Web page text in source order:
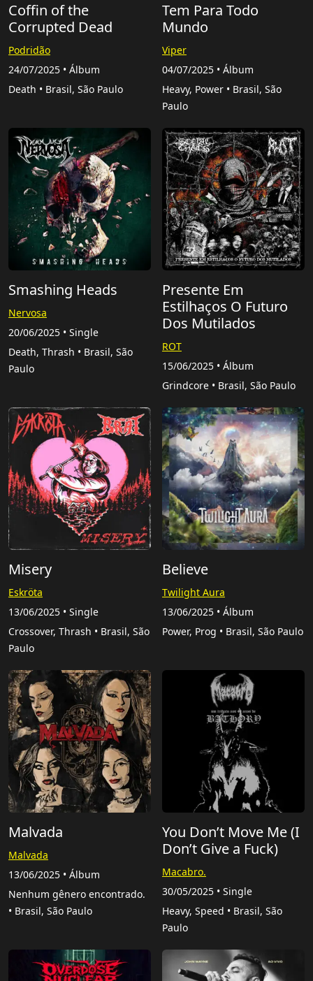
Coffin of the
Corrupted Dead
Podridão
24/07/2025 • Álbum
Death • Brasil, São Paulo
Tem Para Todo
Mundo
Viper
04/07/2025 • Álbum
Heavy, Power • Brasil, São
Paulo
Smashing Heads
Nervosa
20/06/2025 • Single
Death, Thrash • Brasil, São
Paulo
Presente Em
Estilhaços O Futuro
Dos Mutilados
ROT
15/06/2025 • Álbum
Grindcore • Brasil, São Paulo
Misery
Eskröta
13/06/2025 • Single
Crossover, Thrash • Brasil, São
Paulo
Believe
Twilight Aura
13/06/2025 • Álbum
Power, Prog • Brasil, São Paulo
Malvada
Malvada
13/06/2025 • Álbum
Nenhum gênero encontrado.
• Brasil, São Paulo
You Don’t Move Me (I
Don’t Give a Fuck)
Macabro.
30/05/2025 • Single
Heavy, Speed • Brasil, São
Paulo